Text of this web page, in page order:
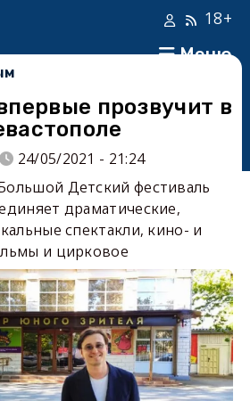
Меню
18+
прозвучит в
24/05/2021 - 21:24
Детский фестиваль
драматические,
спектакли, кино- и
и цирковое